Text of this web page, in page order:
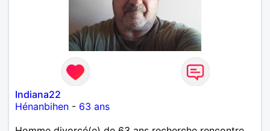
Indiana22
Hénanbihen - 63 ans